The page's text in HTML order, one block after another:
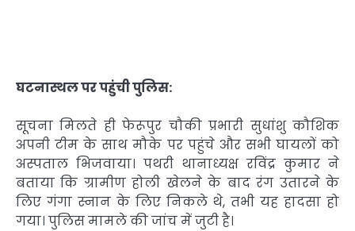
घटनास्थल पर पहुंची पुलिस:
सूचना मिलते ही फेरूपुर चौकी प्रभारी सुधांशु कौशिक
अपनी टीम के साथ मौके पर पहुंचे और सभी घायलों को
अस्पताल भिजवाया। पथरी थानाध्यक्ष रविंद्र कुमार ने
बताया कि ग्रामीण होली खेलने के बाद रंग उतारने के
लिए गंगा स्नान के लिए निकले थे, तभी यह हादसा हो
गया। पुलिस मामले की जांच में जुटी है।